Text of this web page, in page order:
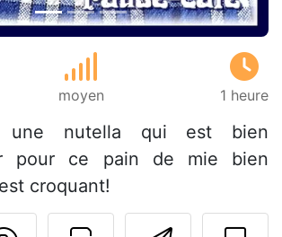
moyen 1 heure
une nutella qui est bien
pour ce pain de mie bien
croquant!